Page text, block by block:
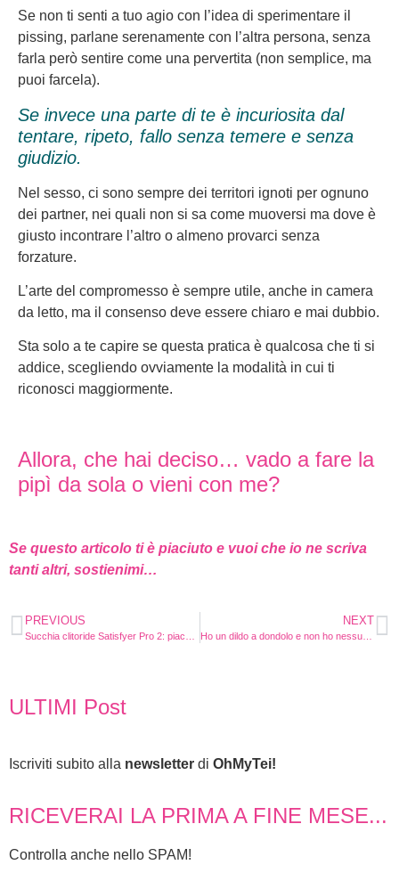
Se non ti senti a tuo agio con l’idea di sperimentare il
pissing, parlane serenamente con l’altra persona, senza
farla però sentire come una pervertita (non semplice, ma
puoi farcela).
Se invece una parte di te è incuriosita dal
tentare, ripeto, fallo senza temere e senza
giudizio.
Nel sesso, ci sono sempre dei territori ignoti per ognuno
dei partner, nei quali non si sa come muoversi ma dove è
giusto incontrare l’altro o almeno provarci senza
forzature.
L’arte del compromesso è sempre utile, anche in camera
da letto, ma il consenso deve essere chiaro e mai dubbio.
Sta solo a te capire se questa pratica è qualcosa che ti si
addice, scegliendo ovviamente la modalità in cui ti
riconosci maggiormente.
Allora, che hai deciso… vado a fare la
pipì da sola o vieni con me?
Se questo articolo ti è piaciuto e vuoi che io ne scriva
tanti altri, sostienimi…
PREVIOUS NEXT
Ho un dildo a dondolo e non ho nessuna paura di usarlo
ULTIMI Post
Iscriviti subito alla newsletter di OhMyTei!
RICEVERAI LA PRIMA A FINE MESE...
Controlla anche nello SPAM!